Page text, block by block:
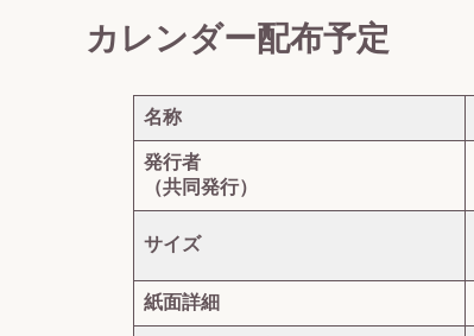
カレンダー配布予定
名称
発行者
（共同発行）
サイズ
紙面詳細